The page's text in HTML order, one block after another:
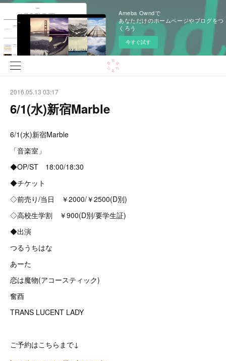
Ameba Owndで
あなただけのホームページやブログをつ
くろう
今すぐ試す
2016.05.13 03:17
6/1(水)新宿Marble
6/1(水)新宿Marble
「音楽室」
◆OP/ST 18:00/18:30
◆チケット
◇前売り/当日 ￥2000/￥2500(D別)
◇高校生学割 ￥900(D別/要学生証)
◆出演
つるうちはな
あーた
恋は魔物(アコースティック)
奮酉
TRANS LUCENT LADY
ご予約はこちらまで↓